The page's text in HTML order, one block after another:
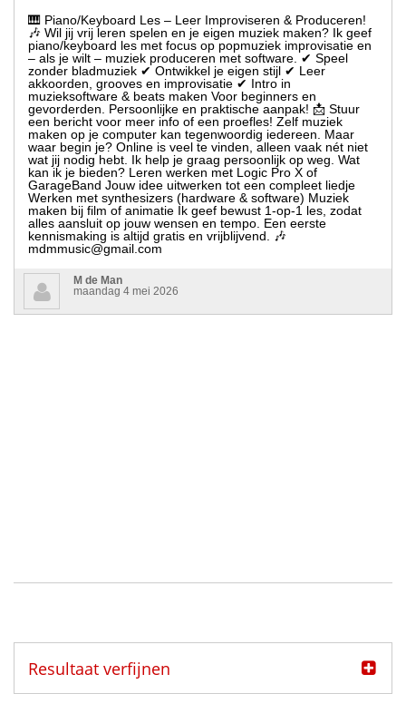
🎹 Piano/Keyboard Les – Leer Improviseren & Produceren!
🎶 Wil jij vrij leren spelen en je eigen muziek maken? Ik geef
piano/keyboard les met focus op popmuziek improvisatie en
– als je wilt – muziek produceren met software. ✔ Speel
zonder bladmuziek ✔ Ontwikkel je eigen stijl ✔ Leer
akkoorden, grooves en improvisatie ✔ Intro in
muzieksoftware & beats maken Voor beginners en
gevorderden. Persoonlijke en praktische aanpak! 📩 Stuur
een bericht voor meer info of een proefles! Zelf muziek
maken op je computer kan tegenwoordig iedereen. Maar
waar begin je? Online is veel te vinden, alleen vaak nét niet
wat jij nodig hebt. Ik help je graag persoonlijk op weg. Wat
kan ik je bieden? Leren werken met Logic Pro X of
GarageBand Jouw idee uitwerken tot een compleet liedje
Werken met synthesizers (hardware & software) Muziek
maken bij film of animatie Ik geef bewust 1-op-1 les, zodat
alles aansluit op jouw wensen en tempo. Een eerste
kennismaking is altijd gratis en vrijblijvend. 🎶
mdmmusic@gmail.com
M de Man
maandag 4 mei 2026
Resultaat verfijnen